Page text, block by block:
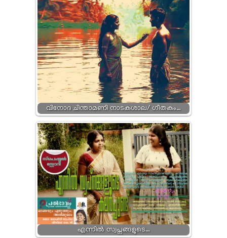
വിനോദ ചിന്താമണി നാടകശാല/ ഗീതകം…
എന്നിൽ സ്വപ്നങ്ങളുടെ…